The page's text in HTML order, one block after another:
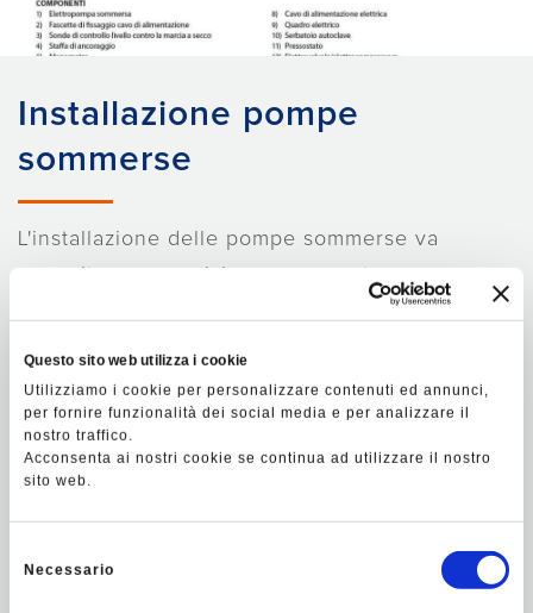
Questo sito web utilizza i cookie
Utilizziamo i cookie per personalizzare contenuti ed annunci,
per fornire funzionalità dei social media e per analizzare il
nostro traffico.
Acconsenta ai nostri cookie se continua ad utilizzare il nostro
sito web.
delNecessario
Installazione pompe
sommerse
L'installazione delle pompe sommerse va
eseguita con precisione e competenza.
Il nostroservizio di installazione con gru è
perfetto per ogni tipo di pompa sommersa da
posizionare in pozzi artesiani.
Grazie al vericello elettricosiamo in grado di
inserire nel pozzo la pompa e i tubi di mandata
rimanendo perfettamente in asse con lo stesso,
così da evitare urti e danneggiamenti.